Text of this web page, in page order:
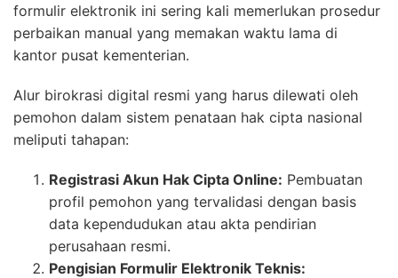
formulir elektronik ini sering kali memerlukan prosedur
perbaikan manual yang memakan waktu lama di
kantor pusat kementerian.
Alur birokrasi digital resmi yang harus dilewati oleh
pemohon dalam sistem penataan hak cipta nasional
meliputi tahapan:
Registrasi Akun Hak Cipta Online: Pembuatan
profil pemohon yang tervalidasi dengan basis
data kependudukan atau akta pendirian
perusahaan resmi.
Pengisian Formulir Elektronik Teknis: